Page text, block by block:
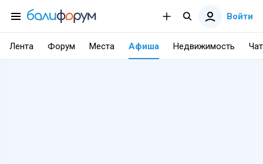
Войти
Лента Форум Места Афиша Недвижимость Чат